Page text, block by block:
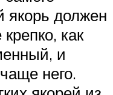
якорь должен
как
и
него.